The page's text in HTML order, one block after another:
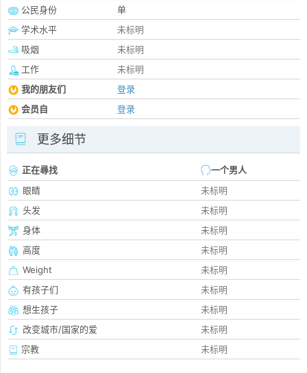
公民身份
单
学术水平
未标明
吸烟
未标明
工作
未标明
我的朋友们
登录
会员自
登录
更多细节
正在尋找
一个男人
眼睛
未标明
头发
未标明
身体
未标明
高度
未标明
Weight
未标明
有孩子们
未标明
想生孩子
未标明
改变城市/国家的爱
未标明
宗教
未标明